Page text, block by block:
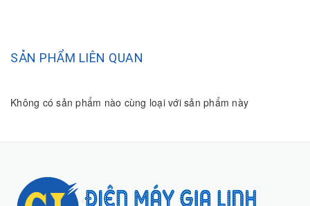
SẢN PHẨM LIÊN QUAN
Không có sản phẩm nào cùng loại với sản phẩm này